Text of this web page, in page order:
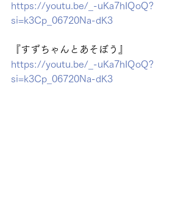
https://youtu.be/_-uKa7hIQoQ?
si=k3Cp_06720Na-dK3
『すずちゃんとあそぼう』
https://youtu.be/_-uKa7hIQoQ?
si=k3Cp_06720Na-dK3